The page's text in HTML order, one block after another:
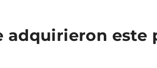
adquirieron